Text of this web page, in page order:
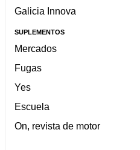
Galicia Innova
SUPLEMENTOS
Mercados
Fugas
Yes
Escuela
On, revista de motor